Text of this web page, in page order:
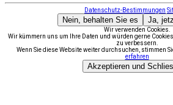
Datenschutz-Bestimmungen
Nein, behalten Sie es Ja,
Wir verwenden Cookies.
Wir kümmern uns um Ihre Daten und würden gerne
zu verbessern.
Wenn Sie diese Website weiter durchsuchen, stimmen
erfahren
Akzeptieren und